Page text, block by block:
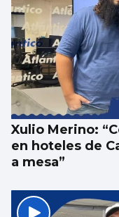
Xulio Merino:
en hoteles de
a mesa”